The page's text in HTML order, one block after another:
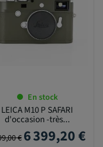
En stock
LEICA M10 P SAFARI
d'occasion -très...
de base
€Prix
6 399,20 €